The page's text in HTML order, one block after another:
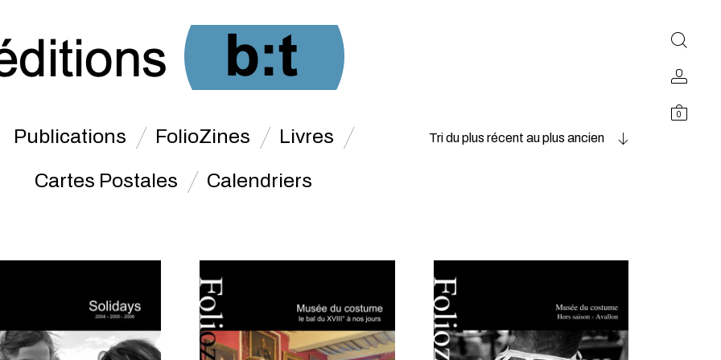
0
Publications FolioZines Livres
Cartes Postales Calendriers
Tri du plus récent au plus ancien